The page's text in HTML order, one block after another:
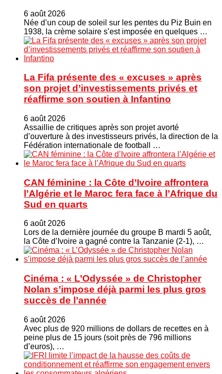
6 août 2026
Née d’un coup de soleil sur les pentes du Piz Buin en
1938, la crème solaire s’est imposée en quelques …
La Fifa présente des « excuses » après
son projet d’investissements privés et
réaffirme son soutien à Infantino
6 août 2026
Assaillie de critiques après son projet avorté
d’ouverture à des investisseurs privés, la direction de la
Fédération internationale de football …
CAN féminine : la Côte d’Ivoire affrontera
l’Algérie et le Maroc fera face à l’Afrique du
Sud en quarts
6 août 2026
Lors de la dernière journée du groupe B mardi 5 août,
la Côte d’Ivoire a gagné contre la Tanzanie (2-1), …
Cinéma : « L’Odyssée » de Christopher
Nolan s’impose déjà parmi les plus gros
succès de l’année
6 août 2026
Avec plus de 920 millions de dollars de recettes en à
peine plus de 15 jours (soit près de 796 millions
d’euros), …